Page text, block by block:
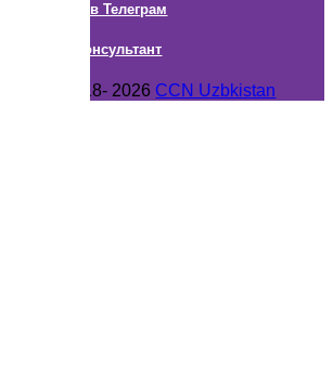
Наш канал в Телеграм
Онлайн Консультант
© 2018- 2026 CCN Uzbkistan